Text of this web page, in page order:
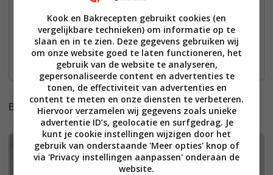
Vroeger hield ik eerlijk gezegd niet zo van hutspot. Ik vond het
saai, en alles leek op elkaar qua structuur
Bekijk het recept hier:
Bonusrecepten:
Kook en Bakrecepten gebruikt cookies (en
vergelijkbare technieken) om informatie op te
slaan en in te zien. Deze gegevens gebruiken wij
om onze website goed te laten functioneren, het
gebruik van de website te analyseren,
gepersonaliseerde content en advertenties te
tonen, de effectiviteit van advertenties en
content te meten en onze diensten te verbeteren.
Hiervoor verzamelen wij gegevens zoals unieke
advertentie ID’s, geolocatie en surfgedrag. Je
kunt je cookie instellingen wijzigen door het
gebruik van onderstaande 'Meer opties' knop of
via 'Privacy instellingen aanpassen' onderaan de
website.